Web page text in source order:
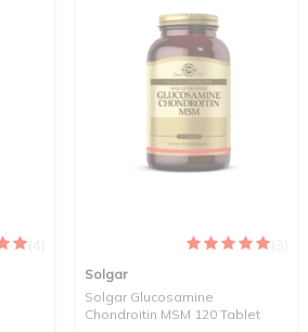
Solgar
Solgar Glucosamine
Chondroitin MSM 120 Tablet